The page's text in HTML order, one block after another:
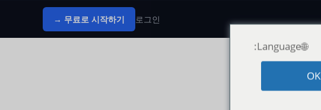
로그인
무료로 시작하기 →
🌐Language:
OK